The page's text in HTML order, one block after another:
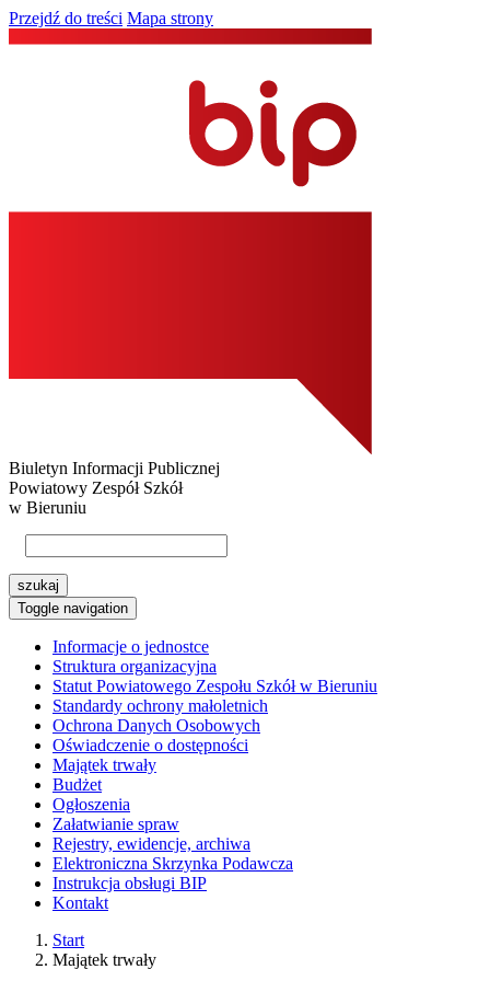
Przejdź do treści Mapa strony
Biuletyn Informacji Publicznej
Powiatowy Zespół Szkół
w Bieruniu
szukaj
Toggle navigation
Informacje o jednostce
Struktura organizacyjna
Statut Powiatowego Zespołu Szkół w Bieruniu
Standardy ochrony małoletnich
Ochrona Danych Osobowych
Oświadczenie o dostępności
Majątek trwały
Budżet
Ogłoszenia
Załatwianie spraw
Rejestry, ewidencje, archiwa
Elektroniczna Skrzynka Podawcza
Instrukcja obsługi BIP
Kontakt
Start
Majątek trwały